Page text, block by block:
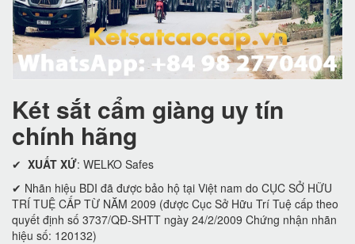
Két sắt cẩm giàng uy tín
chính hãng
✔ XUẤT XỨ: WELKO Safes
✔ Nhãn hiệu BDI đã được bảo hộ tại Việt nam do CỤC SỞ HỮU
TRÍ TUỆ CẤP TỪ NĂM 2009 (được Cục Sở Hữu Trí Tuệ cấp theo
quyết định số 3737/QĐ-SHTT ngày 24/2/2009 Chứng nhận nhãn
hiệu số: 120132)